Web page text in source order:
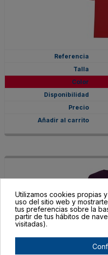
Utilizamos cookies propias
uso del sitio web y
tus preferencias sobre la
partir de tus hábitos de
visitadas).